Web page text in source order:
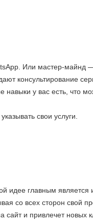
Или мастер-майнд
консультирование
навыки у вас есть, что
свои услуги.
идее главным является
со всех сторон
сайт и привлечет новых